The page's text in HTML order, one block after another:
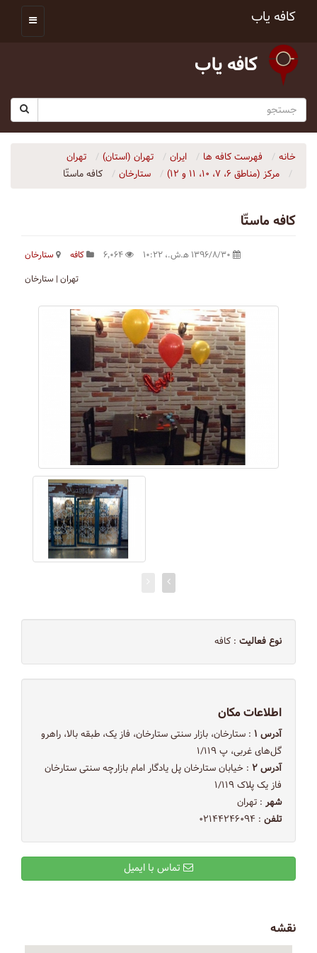
کافه یاب
کافه یاب
خانه فهرست کافه ها ایران تهران (استان)
تهران
مرکز (مناطق ۶، ۷، ۱۰، ۱۱ و ۱۲)
ستارخان کافه ماستّا
کافه ماستّا
کافه
ستارخان
تهران | ستارخان
نوع فعالیت : کافه
اطلاعات مکان
آدرس ۱
: ستارخان، بازار سنتی ستارخان، فاز یک، طبقه بالا، راهرو
گل‌های غربی، پ ۱/۱۱۹
آدرس ۲
: خیابان ستارخان پل یادگار امام بازارچه سنتی ستارخان
فاز یک پلاک ۱/۱۱۹
شهر : تهران
تلفن : ۰۲۱۴۴۲۴۶۰۹۴
نقشه